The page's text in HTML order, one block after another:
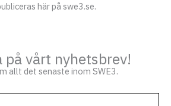
här på swe3.se.
på vårt nyhetsbrev!
allt det senaste inom SWE3.